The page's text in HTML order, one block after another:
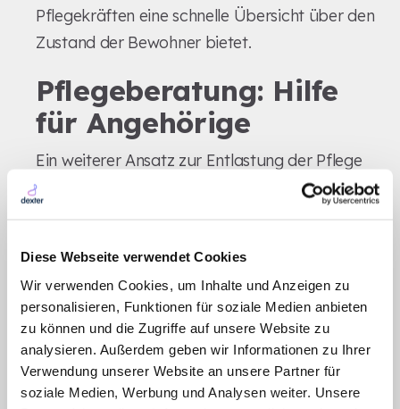
Diese Webseite verwendet Cookies
Wir verwenden Cookies, um Inhalte und Anzeigen zu
personalisieren, Funktionen für soziale Medien anbieten
zu können und die Zugriffe auf unsere Website zu
analysieren. Außerdem geben wir Informationen zu Ihrer
Verwendung unserer Website an unsere Partner für
soziale Medien, Werbung und Analysen weiter. Unsere
Pflegekräften eine schnelle Übersicht über den
Zustand der Bewohner bietet.
Pflegeberatung: Hilfe
für Angehörige
Ein weiterer Ansatz zur Entlastung der Pflege
ist die Unterstützung von pflegenden
Schulungen an, um Angehörige besser auf den
Pflegealltag vorzubereiten. Diese Schulungen
fördern die Selbstständigkeit der Familien und
geben ihnen das Vertrauen, in Notfällen richtig
zu handeln. Besonders in Situationen, in denen
jede Minute zählt, können diese Kenntnisse